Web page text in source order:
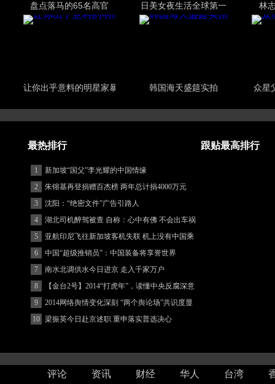
盘点落马的65名高官 日美女夜生活全球第一 林
让你出乎意料的明星家暴 韩国海天盛筵实拍 众星
最热排行 跟贴最高排行
1
新加坡“国父”李光耀的中国情缘
2
朱镕基再登捐赠百杰榜 两年总计捐4000万元
3
沈阳：“绝密文件”广告引路人
4
湖北司机醉驾被查 自称：心中有佛 不会出车祸
(图)
5
亚航印尼飞往新加坡客机失联 机上没有中国乘
客
6
中国“超级推销员”：中国装备将享誉世界
7
南水北调供水今日进京 走入千家万户
8
【金台2号】2014“打虎年”，读懂中央反腐深意
9
2014网络舆情变化深刻 “两个舆论场”共识度显
著增强
10 梁振英今日赴京述职 重申落实普选决心
评论 资讯 财经 华人 台湾